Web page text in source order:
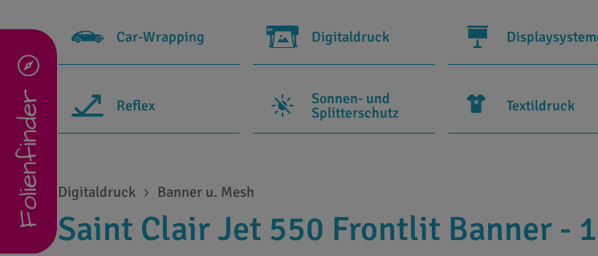
Car-Wrapping Digitaldruck
Reflex
Sonnen- und
Splitterschutz
Textildruck
Folienfinder Digitaldruck Banner u. Mesh
Saint Clair Jet 550 Frontlit Banner -